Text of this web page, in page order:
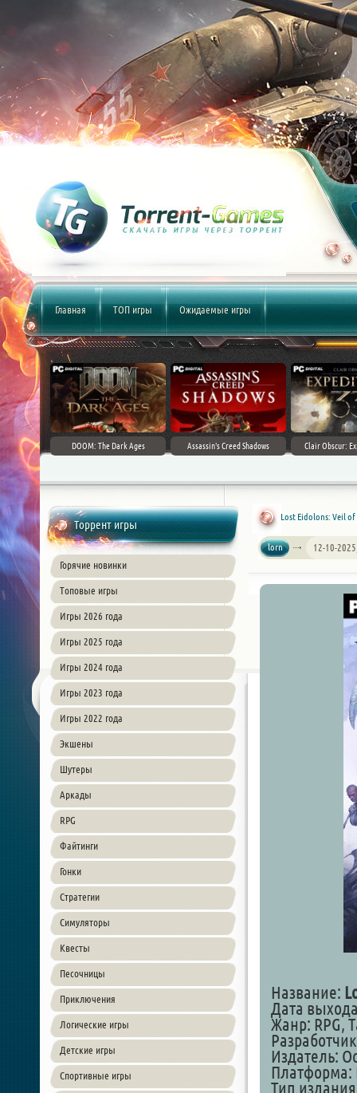
Главная ТОП игры Ожидаемые игры
DOOM: The Dark Ages Assassin's Creed Shadows Clair Obscur:
Торрент игры
Горячие новинки
Топовые игры
Игры 2026 года
Игры 2025 года
Игры 2024 года
Игры 2023 года
Игры 2022 года
Экшены
Шутеры
Аркады
RPG
Файтинги
Гонки
Стратегии
Симуляторы
Квесты
Песочницы
Приключения
Логические игры
Детские игры
Спортивные игры
Lost Eidolons: Veil of
lorn 12-10-
Название:
Дата
Жанр: RPG,
Издатель:
Платформа:
Тип